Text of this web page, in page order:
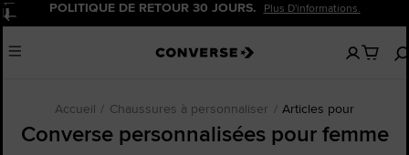
Pause 20 % DE REMISE POUR LES NOUVEAUX CLIENTS.
Menu
Aucun
articles
Accueil Chaussures à personnaliser Articles pour
Converse personnalisées pour femme